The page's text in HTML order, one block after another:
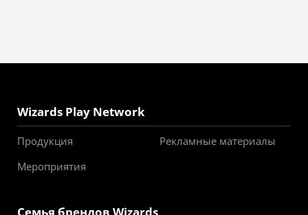
Wizards Play Network
Продукция
Рекламные материалы
Мероприятия